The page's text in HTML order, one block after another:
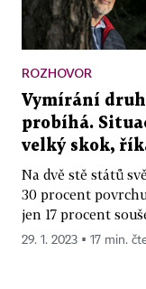
ROZHOVOR
Vymírání
probíhá.
velký skok,
Na dvě stě států
30 procent
jen 17 procent
29. 1. 2023 ▪ 17 min.